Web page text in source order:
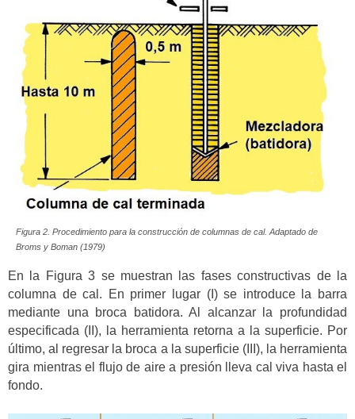
Figura 2. Procedimiento para la construcción de columnas de cal. Adaptado de
Broms y Boman (1979)
En la Figura 3 se muestran las fases constructivas de la
columna de cal. En primer lugar (I) se introduce la barra
mediante una broca batidora. Al alcanzar la profundidad
especificada (II), la herramienta retorna a la superficie. Por
último, al regresar la broca a la superficie (III), la herramienta
gira mientras el flujo de aire a presión lleva cal viva hasta el
fondo.